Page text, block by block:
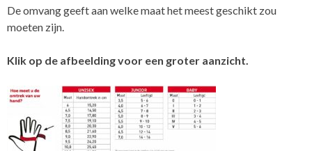
De omvang geeft aan welke maat het meest geschikt zou
moeten zijn.
Klik op de afbeelding voor een groter aanzicht.